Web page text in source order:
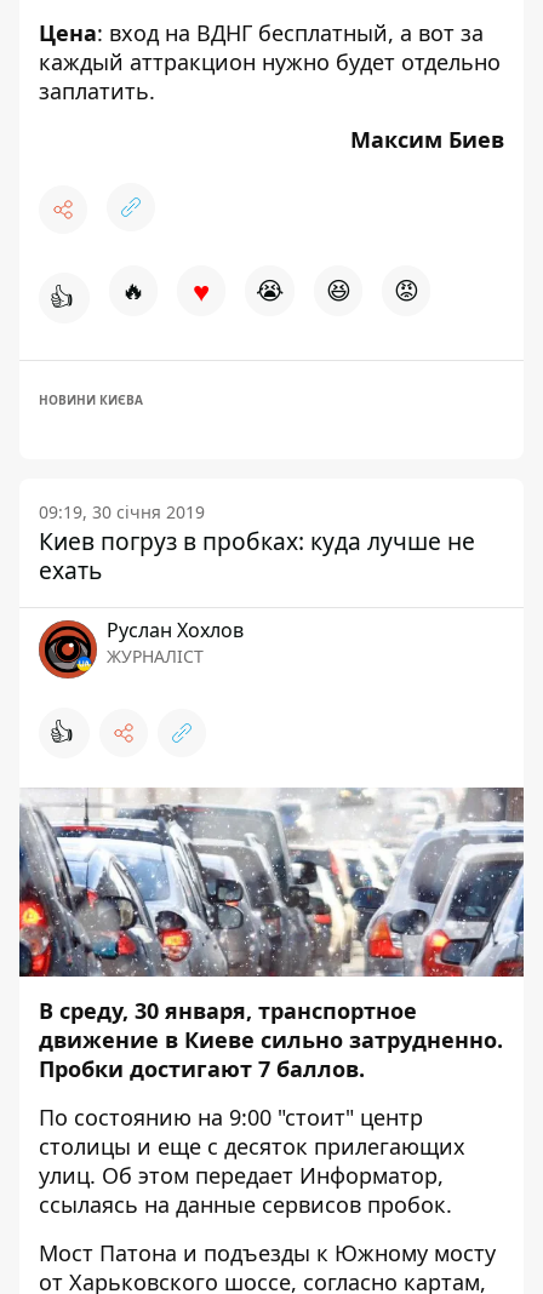
Цена: вход на ВДНГ бесплатный, а вот за
каждый аттракцион нужно будет отдельно
заплатить.
Максим Биев
👍 🔥 ♥ 😭 😆 😡
НОВИНИ КИЄВА
09:19, 30 січня 2019
Киев погруз в пробках: куда лучше не
ехать
Руслан Хохлов
ЖУРНАЛІСТ
👍
В среду, 30 января, транспортное
движение в Киеве сильно затрудненно.
Пробки достигают 7 баллов.
По состоянию на 9:00 "стоит" центр
столицы и еще с десяток прилегающих
улиц. Об этом передает Информатор,
ссылаясь на данные сервисов пробок.
Мост Патона и подъезды к Южному мосту
от Харьковского шоссе, согласно картам,